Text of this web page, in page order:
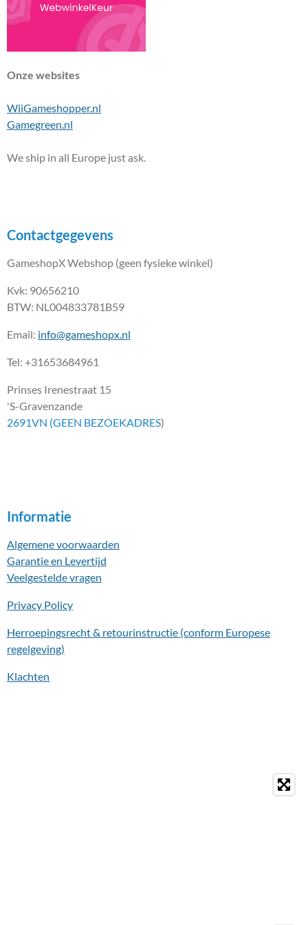
Onze websites
WiiGameshopper.nl
Gamegreen.nl
We ship in all Europe just ask.
Contactgegevens
GameshopX Webshop (geen fysieke winkel)
Kvk: 90656210
BTW: NL004833781B59
Email: info@gameshopx.nl
Tel: +31653684961
Prinses Irenestraat 15
'S-Gravenzande
2691VN (GEEN BEZOEKADRES)
Informatie
Algemene voorwaarden
Garantie en Levertijd
Veelgestelde vragen
Privacy Policy
Herroepingsrecht & retourinstructie (conform Europese
regelgeving)
Klachten